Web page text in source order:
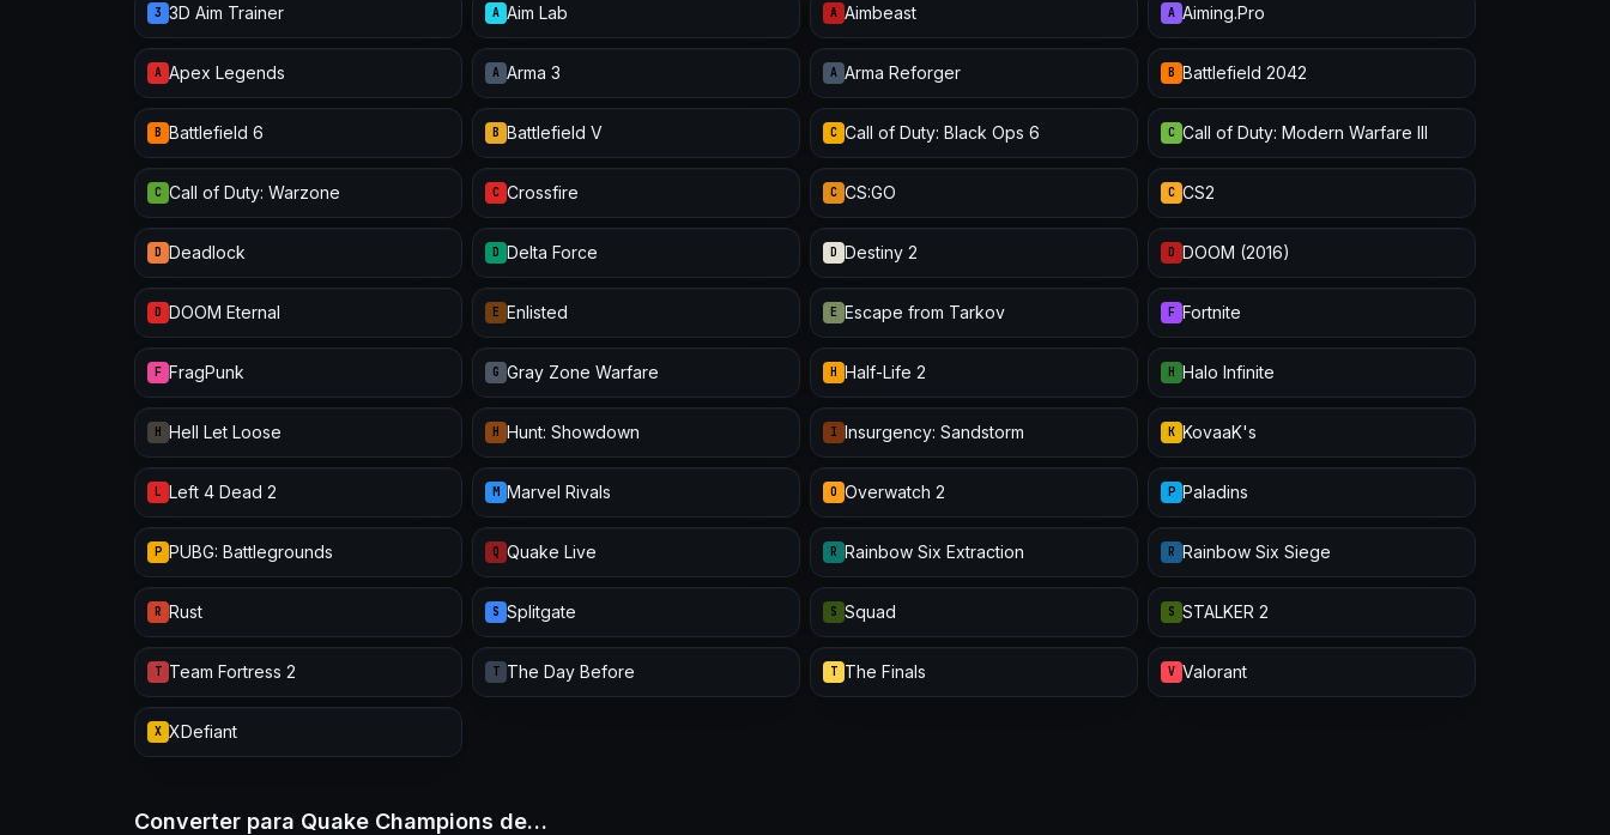
3 3D Aim Trainer A Aim Lab A Aimbeast A Aiming.Pro
A Apex Legends A Arma 3 A Arma Reforger B Battlefield 2042
B Battlefield 6 B Battlefield V C Call of Duty: Black Ops 6 C Call of Duty: Modern Warfare III
C Call of Duty: Warzone C Crossfire C CS:GO C CS2
D Deadlock D Delta Force D Destiny 2 D DOOM (2016)
D DOOM Eternal E Enlisted E Escape from Tarkov F Fortnite
F FragPunk G Gray Zone Warfare H Half-Life 2 H Halo Infinite
H Hell Let Loose H Hunt: Showdown I Insurgency: Sandstorm K KovaaK's
L Left 4 Dead 2 M Marvel Rivals O Overwatch 2 P Paladins
P PUBG: Battlegrounds Q Quake Live R Rainbow Six Extraction R Rainbow Six Siege
R Rust S Splitgate S Squad S STALKER 2
T Team Fortress 2 T The Day Before T The Finals V Valorant
X XDefiant
Converter para Quake Champions de…